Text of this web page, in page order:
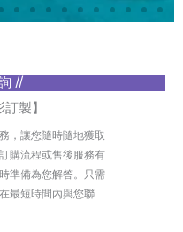
//
製】
，讓您隨時隨地獲取
購流程或售後服務有
準備為您解答。只需
最短時間內與您聯